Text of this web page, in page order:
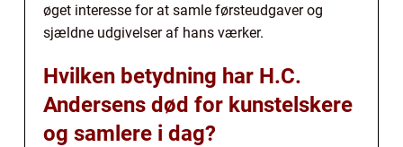
øget interesse for at samle førsteudgaver og
sjældne udgivelser af hans værker.
Hvilken betydning har H.C.
Andersens død for kunstelskere
og samlere i dag?